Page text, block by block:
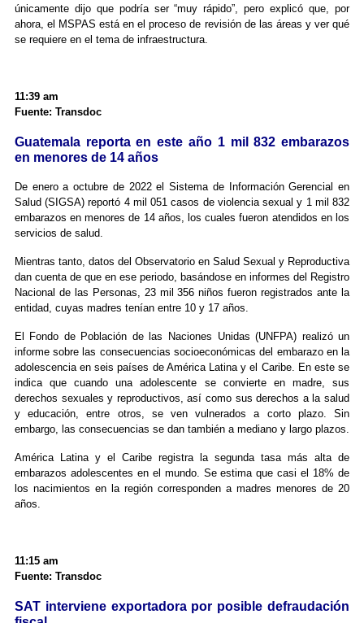
únicamente dijo que podría ser “muy rápido”, pero explicó que, por
ahora, el MSPAS está en el proceso de revisión de las áreas y ver qué
se requiere en el tema de infraestructura.
11:39 am
Fuente: Transdoc
Guatemala reporta en este año 1 mil 832 embarazos
en menores de 14 años
De enero a octubre de 2022 el Sistema de Información Gerencial en
Salud (SIGSA) reportó 4 mil 051 casos de violencia sexual y 1 mil 832
embarazos en menores de 14 años, los cuales fueron atendidos en los
servicios de salud.
Mientras tanto, datos del Observatorio en Salud Sexual y Reproductiva
dan cuenta de que en ese periodo, basándose en informes del Registro
Nacional de las Personas, 23 mil 356 niños fueron registrados ante la
entidad, cuyas madres tenían entre 10 y 17 años.
El Fondo de Población de las Naciones Unidas (UNFPA) realizó un
informe sobre las consecuencias socioeconómicas del embarazo en la
adolescencia en seis países de América Latina y el Caribe. En este se
indica que cuando una adolescente se convierte en madre, sus
derechos sexuales y reproductivos, así como sus derechos a la salud
y educación, entre otros, se ven vulnerados a corto plazo. Sin
embargo, las consecuencias se dan también a mediano y largo plazos.
América Latina y el Caribe registra la segunda tasa más alta de
embarazos adolescentes en el mundo. Se estima que casi el 18% de
los nacimientos en la región corresponden a madres menores de 20
años.
11:15 am
Fuente: Transdoc
SAT interviene exportadora por posible defraudación